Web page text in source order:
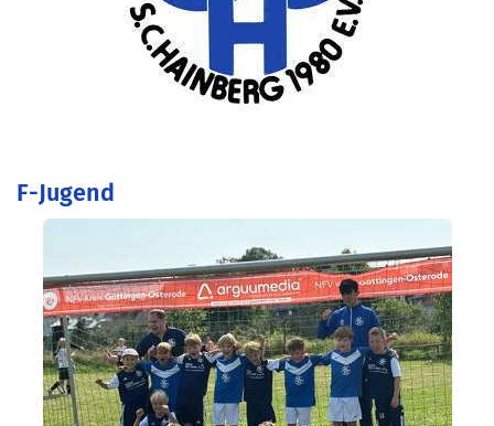
F-Jugend